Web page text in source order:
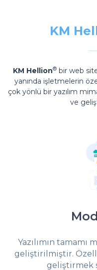
KM
KM Hellion®bir web
yanında işletmelerin
çok yönlü bir yazılım
ve
Yazılımın
geliştirilmiştir.
geliştirmek